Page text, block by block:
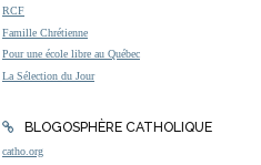
RCF
Famille Chrétienne
Pour une école libre au Québec
La Sélection du Jour
BLOGOSPHÈRE CATHOLIQUE
catho.org